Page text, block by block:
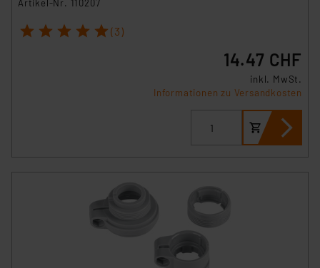
Artikel-Nr. 110207
1 2 3 4 5 (3)
14.47 CHF
inkl. MwSt.
Informationen zu Versandkosten